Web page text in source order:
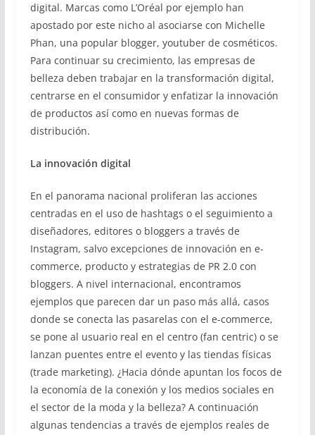
digital. Marcas como L’Oréal por ejemplo han
apostado por este nicho al asociarse con Michelle
Phan, una popular blogger, youtuber de cosméticos.
Para continuar su crecimiento, las empresas de
belleza deben trabajar en la transformación digital,
centrarse en el consumidor y enfatizar la innovación
de productos así como en nuevas formas de
distribución.
La innovación digital
En el panorama nacional proliferan las acciones
centradas en el uso de hashtags o el seguimiento a
diseñadores, editores o bloggers a través de
Instagram, salvo excepciones de innovación en e-
commerce, producto y estrategias de PR 2.0 con
bloggers. A nivel internacional, encontramos
ejemplos que parecen dar un paso más allá, casos
donde se conecta las pasarelas con el e-commerce,
se pone al usuario real en el centro (fan centric) o se
lanzan puentes entre el evento y las tiendas físicas
(trade marketing). ¿Hacia dónde apuntan los focos de
la economía de la conexión y los medios sociales en
el sector de la moda y la belleza? A continuación
algunas tendencias a través de ejemplos reales de